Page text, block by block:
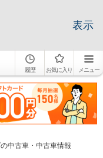
表示
履歴 お気に入り メニュー
中古車・中古車情報